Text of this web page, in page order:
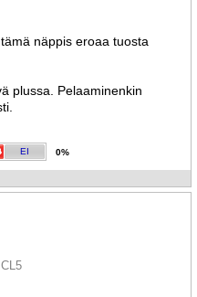
näppis eroaa tuosta
plussa. Pelaaminenkin
EI 0%